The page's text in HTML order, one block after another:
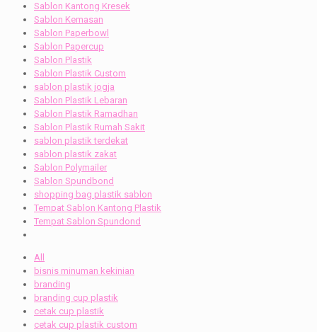
Sablon Kantong Kresek
Sablon Kemasan
Sablon Paperbowl
Sablon Papercup
Sablon Plastik
Sablon Plastik Custom
sablon plastik jogja
Sablon Plastik Lebaran
Sablon Plastik Ramadhan
Sablon Plastik Rumah Sakit
sablon plastik terdekat
sablon plastik zakat
Sablon Polymailer
Sablon Spundbond
shopping bag plastik sablon
Tempat Sablon Kantong Plastik
Tempat Sablon Spundond
All
bisnis minuman kekinian
branding
branding cup plastik
cetak cup plastik
cetak cup plastik custom